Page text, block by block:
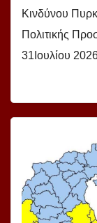
Κινδύνου
Πολιτικής
31Ιουλίου